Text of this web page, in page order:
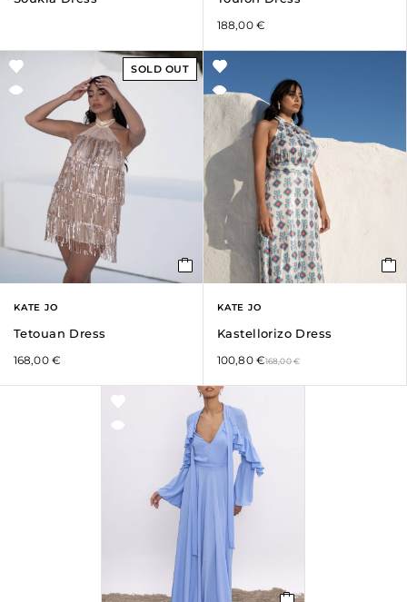
188,00 €
SOLD OUT
KATE JO
Tetouan Dress
168,00 €
KATE JO
Kastellorizo Dress
168,00€
100,80 €